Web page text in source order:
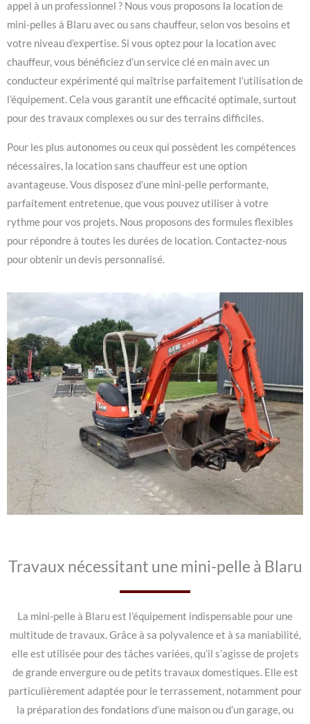
appel à un professionnel ? Nous vous proposons la location de
mini-pelles à Blaru avec ou sans chauffeur, selon vos besoins et
votre niveau d’expertise. Si vous optez pour la location avec
chauffeur, vous bénéficiez d’un service clé en main avec un
conducteur expérimenté qui maîtrise parfaitement l’utilisation de
l’équipement. Cela vous garantit une efficacité optimale, surtout
pour des travaux complexes ou sur des terrains difficiles.
Pour les plus autonomes ou ceux qui possèdent les compétences
nécessaires, la location sans chauffeur est une option
avantageuse. Vous disposez d’une mini-pelle performante,
parfaitement entretenue, que vous pouvez utiliser à votre
rythme pour vos projets. Nous proposons des formules flexibles
pour répondre à toutes les durées de location. Contactez-nous
pour obtenir un devis personnalisé.
Travaux nécessitant une mini-pelle à Blaru
La mini-pelle à Blaru est l’équipement indispensable pour une
multitude de travaux. Grâce à sa polyvalence et à sa maniabilité,
elle est utilisée pour des tâches variées, qu’il s’agisse de projets
de grande envergure ou de petits travaux domestiques. Elle est
particulièrement adaptée pour le terrassement, notamment pour
la préparation des fondations d’une maison ou d’un garage, ou